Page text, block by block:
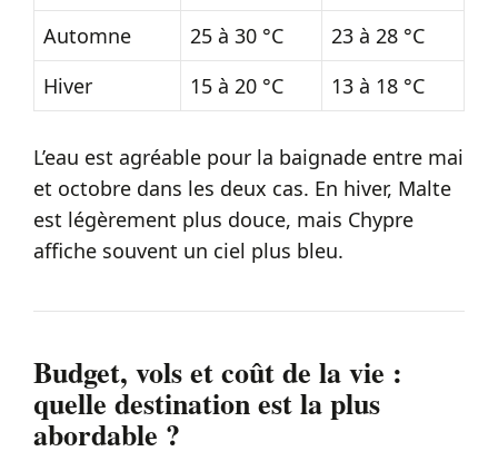
Automne
25 à 30 °C
23 à 28 °C
Hiver
15 à 20 °C 13 à 18 °C
L’eau est agréable pour la baignade entre mai
et octobre dans les deux cas. En hiver, Malte
est légèrement plus douce, mais Chypre
affiche souvent un ciel plus bleu.
Budget, vols et coût de la vie :
quelle destination est la plus
abordable ?